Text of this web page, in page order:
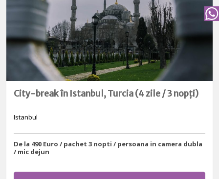
City-break în Istanbul, Turcia (4 zile / 3 nopți)
Istanbul
De la 490 Euro / pachet 3 nopti / persoana in camera dubla
/ mic dejun